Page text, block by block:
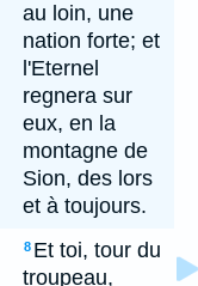
au loin, une
nation forte; et
l'Eternel
regnera sur
eux, en la
montagne de
Sion, des lors
et à toujours.
8 Et toi, tour du
troupeau,